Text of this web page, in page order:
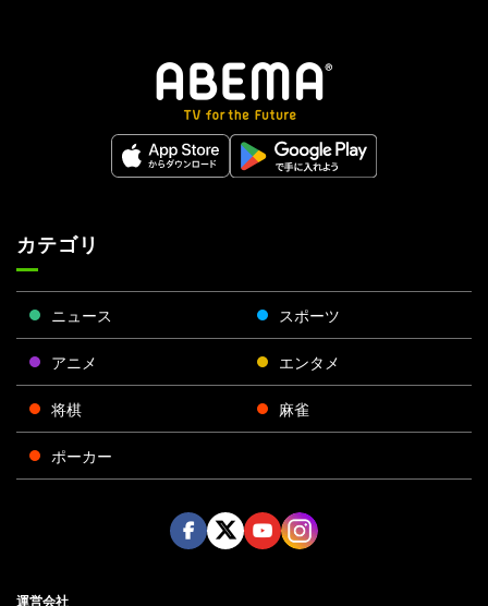
カテゴリ
ニュース スポーツ
アニメ エンタメ
将棋 麻雀
ポーカー
運営会社